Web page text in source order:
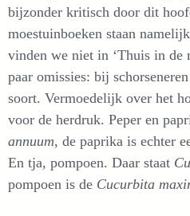
bijzonder kritisch door dit
moestuinboeken staan
vinden we niet in ‘Thuis in de
paar omissies: bij
soort. Vermoedelijk over het
voor de herdruk. Peper en
annuum, de paprika is echter
En tja, pompoen. Daar staat
pompoen is de Cucurbita